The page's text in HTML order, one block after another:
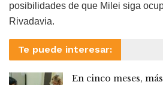
posibilidades de que Milei siga
Rivadavia.
Te puede interesar:
En cinco meses,